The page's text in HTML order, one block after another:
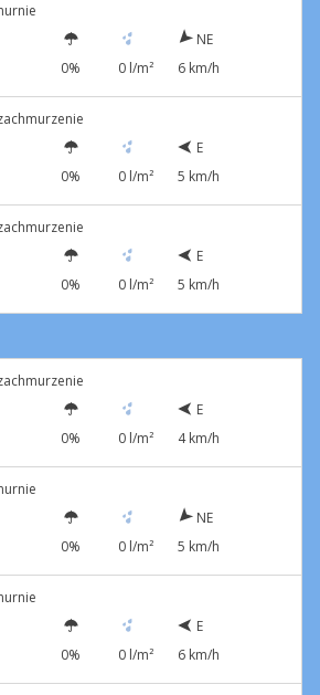
0% 0 l/m²
NE
6 km/h
0% 0 l/m²
E
5 km/h
0% 0 l/m²
E
5 km/h
0% 0 l/m²
E
4 km/h
0% 0 l/m²
NE
5 km/h
0% 0 l/m²
E
6 km/h